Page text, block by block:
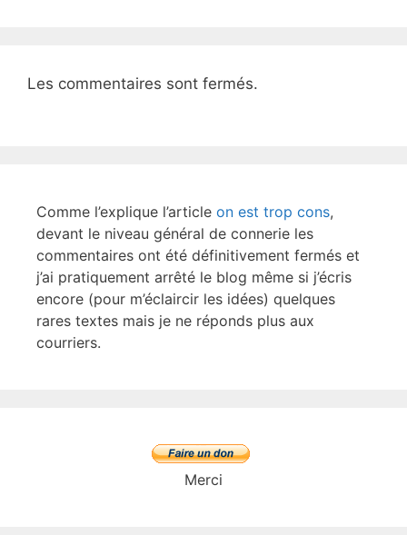
Les commentaires sont fermés.
Comme l’explique l’article on est trop cons,
devant le niveau général de connerie les
commentaires ont été définitivement fermés et
j’ai pratiquement arrêté le blog même si j’écris
encore (pour m’éclaircir les idées) quelques
rares textes mais je ne réponds plus aux
courriers.
Merci